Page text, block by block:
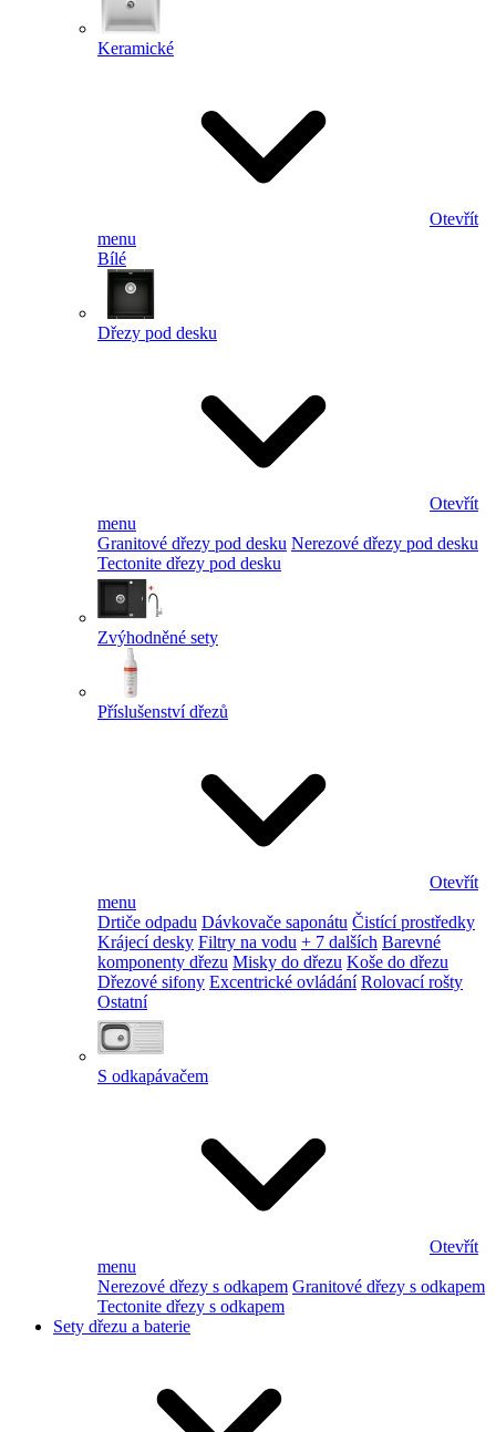
Keramické
Otevřít
menu
Bílé
Dřezy pod desku
Otevřít
menu
Granitové dřezy pod desku Nerezové dřezy pod desku
Tectonite dřezy pod desku
Zvýhodněné sety
Příslušenství dřezů
Otevřít
menu
Drtiče odpadu Dávkovače saponátu Čistící prostředky
Krájecí desky Filtry na vodu + 7 dalších Barevné
komponenty dřezu Misky do dřezu Koše do dřezu
Dřezové sifony Excentrické ovládání Rolovací rošty
Ostatní
S odkapávačem
Otevřít
menu
Nerezové dřezy s odkapem Granitové dřezy s odkapem
Tectonite dřezy s odkapem
Sety dřezu a baterie